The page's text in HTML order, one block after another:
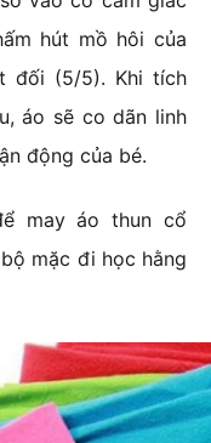
hút mồ hôi của
đối (5/5). Khi tích
áo sẽ co dãn linh
động của bé.
may áo thun cổ
mặc đi học hằng